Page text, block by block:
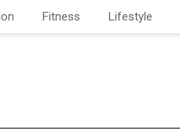
Fitness Lifestyle